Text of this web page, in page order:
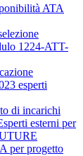
ATA
1224-ATT-
esperti
di incarichi
esterni per
per progetto